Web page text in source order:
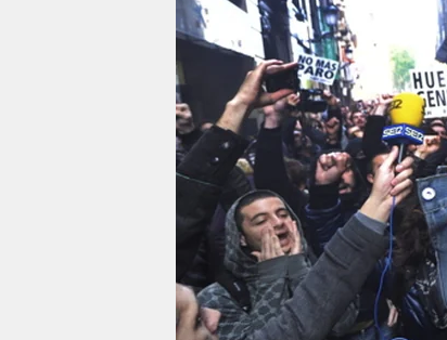
nord
wahrheit
verlag
verlag
veranstaltungen
shop
fragen & hilfe
unterstützen